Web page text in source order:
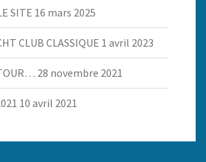
SITE 16 mars 2025
CLUB CLASSIQUE 1 avril 2023
28 novembre 2021
10 avril 2021